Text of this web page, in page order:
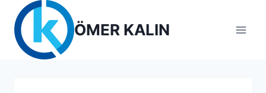
content
ÖMER KALIN